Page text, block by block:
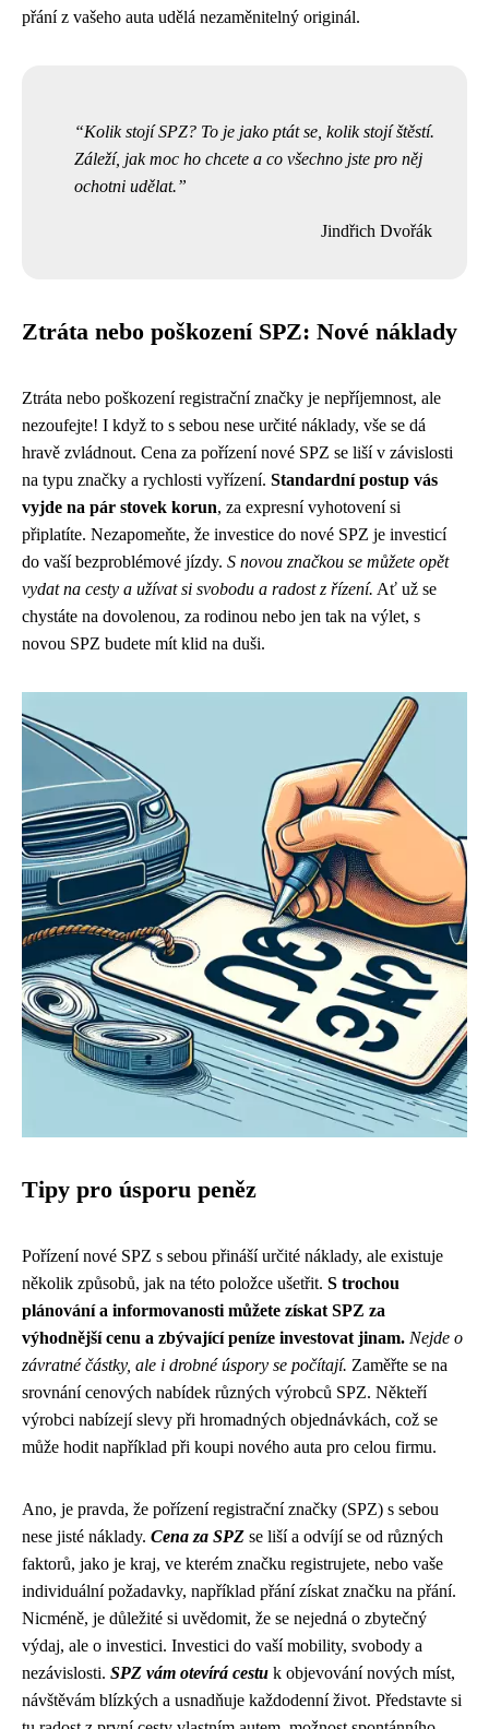
přání z vašeho auta udělá nezaměnitelný originál.
Kolik stojí SPZ? To je jako ptát se, kolik stojí štěstí.
Záleží, jak moc ho chcete a co všechno jste pro něj
ochotni udělat.
Jindřich Dvořák
Ztráta nebo poškození SPZ: Nové náklady
Ztráta nebo poškození registrační značky je nepříjemnost, ale
nezoufejte! I když to s sebou nese určité náklady, vše se dá
hravě zvládnout. Cena za pořízení nové SPZ se liší v závislosti
na typu značky a rychlosti vyřízení. Standardní postup vás
vyjde na pár stovek korun, za expresní vyhotovení si
připlatíte. Nezapomeňte, že investice do nové SPZ je investicí
do vaší bezproblémové jízdy. S novou značkou se můžete opět
vydat na cesty a užívat si svobodu a radost z řízení. Ať už se
chystáte na dovolenou, za rodinou nebo jen tak na výlet, s
novou SPZ budete mít klid na duši.
Tipy pro úsporu peněz
Pořízení nové SPZ s sebou přináší určité náklady, ale existuje
několik způsobů, jak na této položce ušetřit. S trochou
plánování a informovanosti můžete získat SPZ za
výhodnější cenu a zbývající peníze investovat jinam. Nejde o
závratné částky, ale i drobné úspory se počítají. Zaměřte se na
srovnání cenových nabídek různých výrobců SPZ. Někteří
výrobci nabízejí slevy při hromadných objednávkách, což se
může hodit například při koupi nového auta pro celou firmu.
Ano, je pravda, že pořízení registrační značky (SPZ) s sebou
nese jisté náklady. Cena za SPZ se liší a odvíjí se od různých
faktorů, jako je kraj, ve kterém značku registrujete, nebo vaše
individuální požadavky, například přání získat značku na přání.
Nicméně, je důležité si uvědomit, že se nejedná o zbytečný
výdaj, ale o investici. Investici do vaší mobility, svobody a
nezávislosti. SPZ vám otevírá cestu k objevování nových míst,
návštěvám blízkých a usnadňuje každodenní život. Představte si